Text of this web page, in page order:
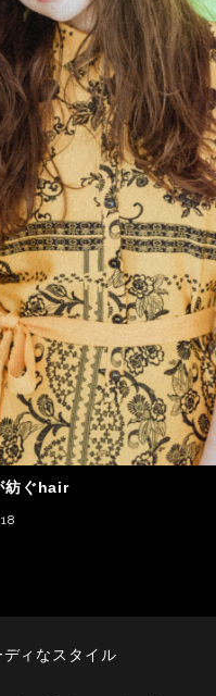
紡ぐhair
ディなスタイル